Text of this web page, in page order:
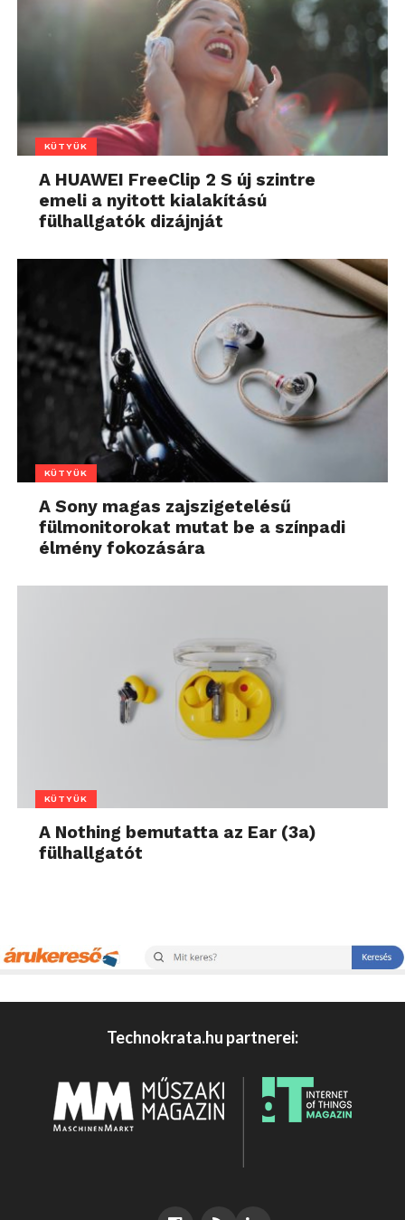
KÜTYÜK
A HUAWEI FreeClip 2 S új szintre
emeli a nyitott kialakítású
fülhallgatók dizájnját
KÜTYÜK
A Sony magas zajszigetelésű
fülmonitorokat mutat be a színpadi
élmény fokozására
KÜTYÜK
A Nothing bemutatta az Ear (3a)
fülhallgatót
Technokrata.hu partnerei: